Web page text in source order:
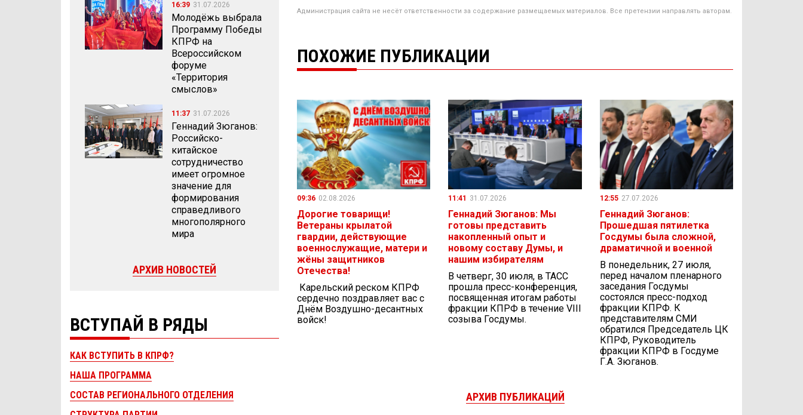
16:39 31.07.2026
Молодёжь выбрала
Программу Победы
КПРФ на
Всероссийском
форуме
«Территория
смыслов»
11:37 31.07.2026
Геннадий Зюганов:
Российско-
китайское
сотрудничество
имеет огромное
значение для
формирования
справедливого
многополярного
мира
АРХИВ НОВОСТЕЙ
ВСТУПАЙ В РЯДЫ
КАК ВСТУПИТЬ В КПРФ?
НАША ПРОГРАММА
СОСТАВ РЕГИОНАЛЬНОГО ОТДЕЛЕНИЯ
Администрация сайта не несёт ответственности за содержание размещаемых материалов. Все претензии направлять авторам.
ПОХОЖИЕ ПУБЛИКАЦИИ
09:36 02.08.2026
Дорогие товарищи!
Ветераны крылатой
гвардии, действующие
военнослужащие, матери и
жёны защитников
Отечества!
Карельский реском КПРФ
сердечно поздравляет вас с
Днём Воздушно-десантных
войск!
11:41 31.07.2026
Геннадий Зюганов: Мы
готовы представить
накопленный опыт и
новому составу Думы, и
нашим избирателям
В четверг, 30 июля, в ТАСС
прошла пресс-конференция,
посвященная итогам работы
фракции КПРФ в течение VIII
созыва Госдумы.
12:55 27.07.2026
Геннадий Зюганов:
Прошедшая пятилетка
Госдумы была сложной,
драматичной и военной
В понедельник, 27 июля,
перед началом пленарного
заседания Госдумы
состоялся пресс-подход
фракции КПРФ. К
представителям СМИ
обратился Председатель ЦК
КПРФ, Руководитель
фракции КПРФ в Госдуме
Г.А. Зюганов.
АРХИВ ПУБЛИКАЦИЙ